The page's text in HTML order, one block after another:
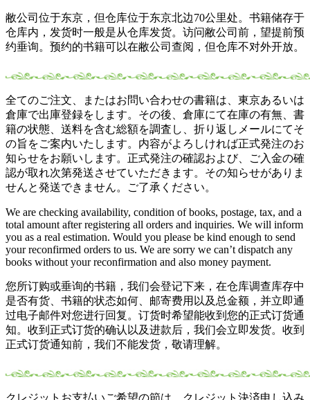
敝公司位于东京，但仓库位于东京北边70公里处。书籍储存于
仓库内，发货时一般是从仓库发货。访问敝公司前，望提前预
约垂询。预约的书籍可以在敝公司查阅，但仓库不对外开放。
全てのご注文、またはお問い合わせの書籍は、東京あるいは
倉庫で出庫登録をします。その後、倉庫にて在庫の有無、書
籍の状態、送料を含む総額を調査し、折り返しメールにてそ
の旨をご案内いたします。内容がよろしければ正式発注のお
知らせをお願いします。正式発注の確認および、ご入金の確
認が取れ次第発送させていただきます。その知らせがありま
せんと発送できません。ご了承ください。
We are checking availability, condition of books, postage, tax, and a
total amount after registering all orders and inquiries. We will inform
you as a real estimation. Would you please be kind enough to send
your reconfirmed orders to us. We are sorry we can’t dispatch any
books without your reconfirmation and also money payment.
您所订购或垂询的书籍，我们会登记下来，在仓库调查库存中
是否有货、书籍的状态如何、邮寄费用以及总金额，并立即通
过电子邮件对您进行回复。订货时希望能收到您的正式订货通
知。收到正式订货的确认以及进款后，我们会立即发货。收到
正式订货通知前，我们不能发货，敬请理解。
クレジットお支払いご希望の節は、クレジット決済申し込み